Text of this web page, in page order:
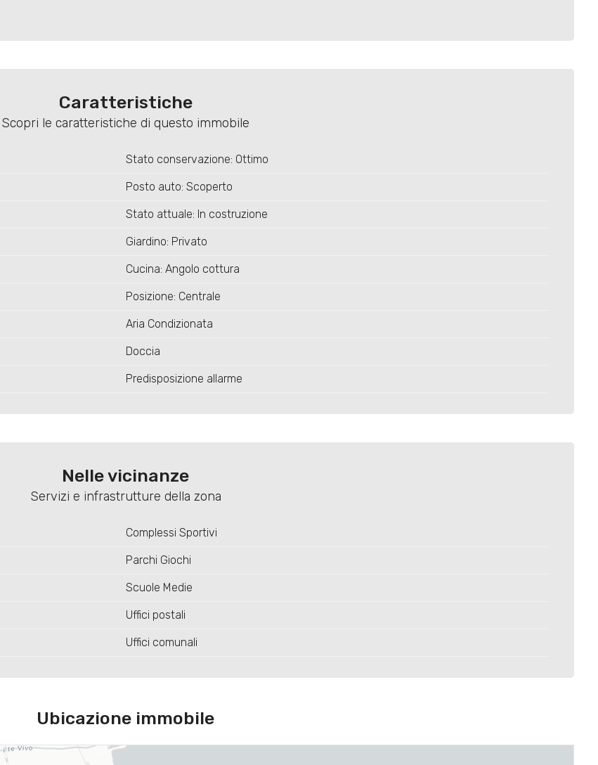
Caratteristiche
Scopri le caratteristiche di questo immobile
Stato conservazione: Ottimo
Posto auto: Scoperto
Stato attuale: In costruzione
Giardino: Privato
Cucina: Angolo cottura
Posizione: Centrale
Aria Condizionata
Doccia
Predisposizione allarme
Nelle vicinanze
Servizi e infrastrutture della zona
Complessi Sportivi
Parchi Giochi
Scuole Medie
Uffici postali
Uffici comunali
Ubicazione immobile